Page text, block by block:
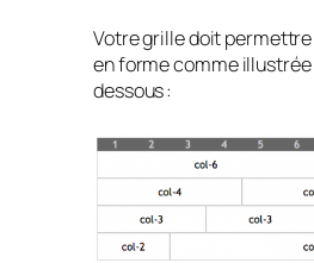
Votre grille doit
en forme comme
dessous: